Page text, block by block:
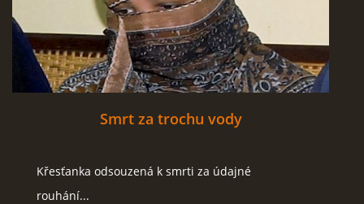
Smrt za trochu vody
Křesťanka odsouzená k smrti za údajné
rouhání...